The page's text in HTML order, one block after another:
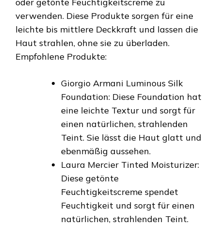
verwenden. Diese Produkte sorgen für eine
leichte bis mittlere Deckkraft und lassen die
Haut strahlen, ohne sie zu überladen.
Empfohlene Produkte:
Giorgio Armani Luminous Silk
Foundation: Diese Foundation hat
eine leichte Textur und sorgt für
einen natürlichen, strahlenden
Teint. Sie lässt die Haut glatt und
ebenmäßig aussehen.
Laura Mercier Tinted Moisturizer:
Diese getönte
Feuchtigkeitscreme spendet
Feuchtigkeit und sorgt für einen
natürlichen, strahlenden Teint.